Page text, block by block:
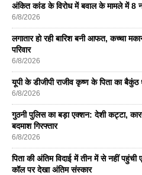
अंकित कांड के विरोध में बवाल के मामले में 8
6/8/2026
लगातार हो रही बारिश बनी आफत, कच्चा
परिवार
6/8/2026
यूपी के डीजीपी राजीव कृष्ण के पिता का बैकुंठ
6/8/2026
गुठनी पुलिस का बड़ा एक्शन: देशी कट्टा,
बदमाश गिरफ्तार
6/8/2026
पिता की अंतिम विदाई में तीन में से नहीं
कॉल पर देखा अंतिम संस्कार